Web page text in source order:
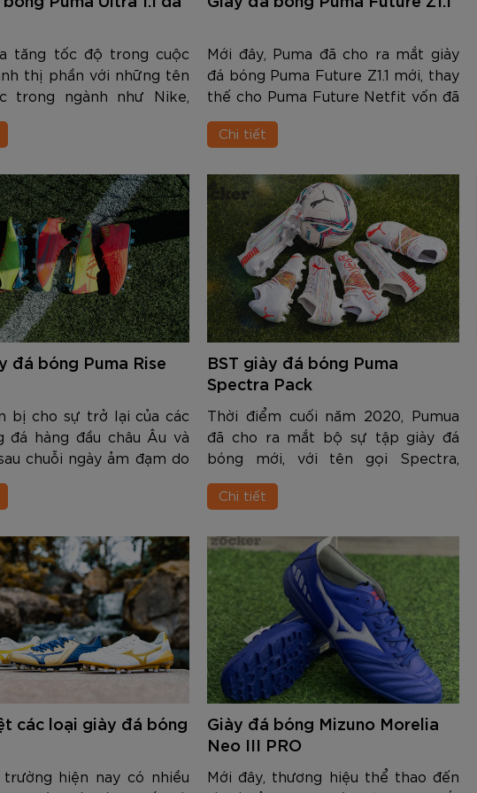
Tím
Trắng
Carbon Trắng Xanh
Carbon Xanh Cam
Microfiber ZK5-206
tăng tốc độ trong cuộc
thị phần với những tên
trong ngành như Nike,
thể thao Đức - Puma
cải tiến công nghệ sản
Mới đây, Puma đã cho ra mắt giày
đá bóng Puma Future Z1.1 mới, thay
thế cho Puma Future Netfit vốn đã
rất nổi tiếng trong những năm qua.
Trong nội dung dưới đây chúng ta
Chi tiết
đá bóng Puma Rise
bị cho sự trở lại của các
đá hàng đầu châu Âu và
chuỗi ngày ảm đạm do
bộ sưu tập giày đá
BST giày đá bóng Puma
Spectra Pack
Thời điểm cuối năm 2020, Pumua
đã cho ra mắt bộ sự tập giày đá
bóng mới, với tên gọi Spectra,
của các giải vô địch châu Âu. Thông
Bạn k...
Chi tiết
các loại giày đá bóng
hiện nay có nhiều
Giày đá bóng Mizuno Morelia
Neo III PRO
Mới đây, thương hiệu thể thao đến